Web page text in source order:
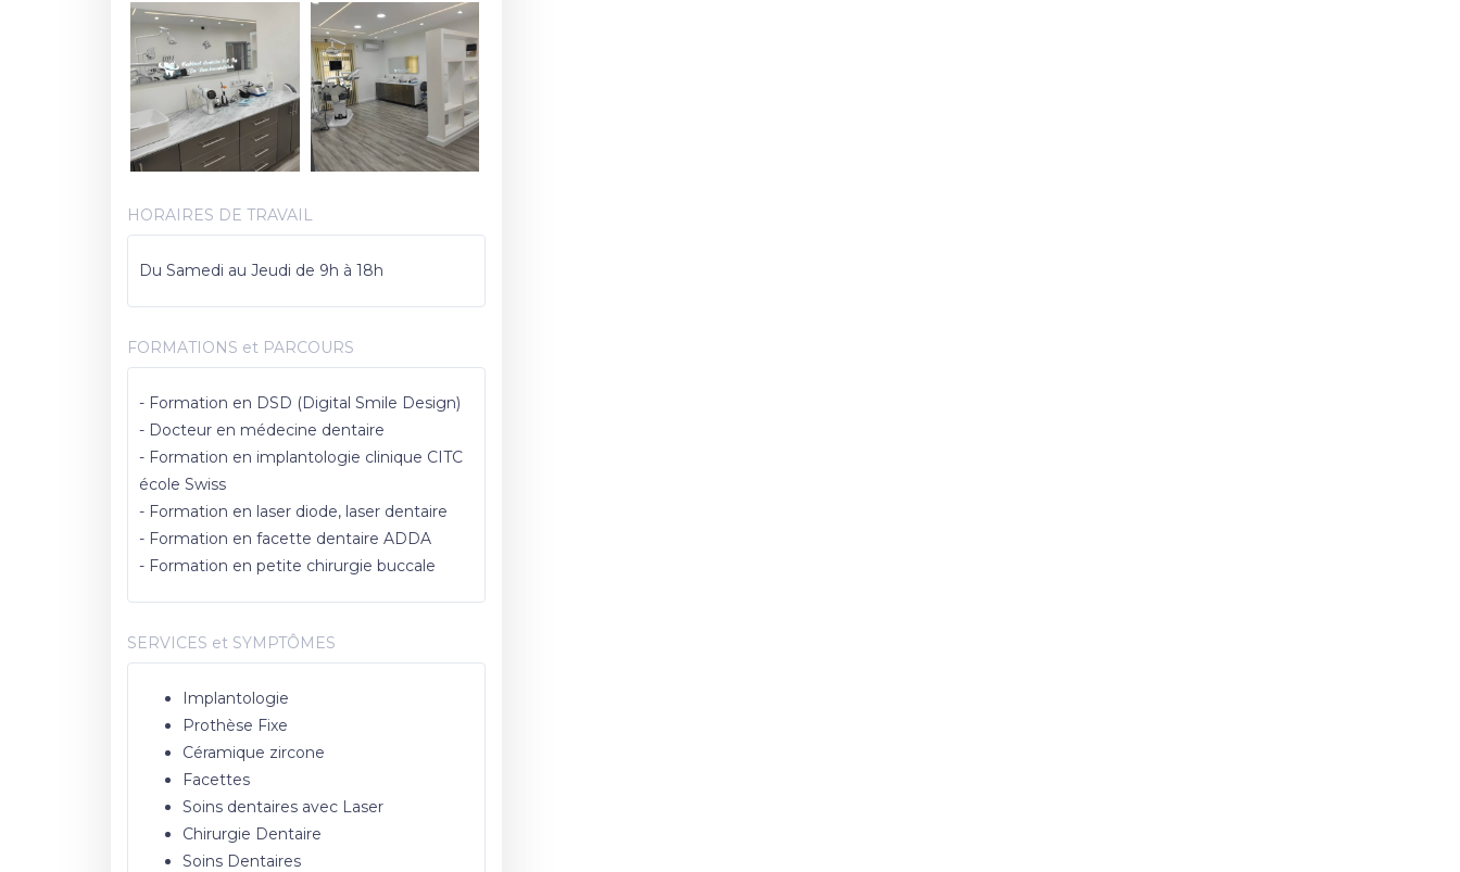
HORAIRES DE TRAVAIL
Du Samedi au Jeudi de 9h à 18h
FORMATIONS et PARCOURS
- Formation en DSD (Digital Smile Design)
- Docteur en médecine dentaire
- Formation en implantologie clinique CITC
école Swiss
- Formation en laser diode, laser dentaire
- Formation en facette dentaire ADDA
- Formation en petite chirurgie buccale
SERVICES et SYMPTÔMES
Implantologie
Prothèse Fixe
Céramique zircone
Facettes
Soins dentaires avec Laser
Chirurgie Dentaire
Soins Dentaires